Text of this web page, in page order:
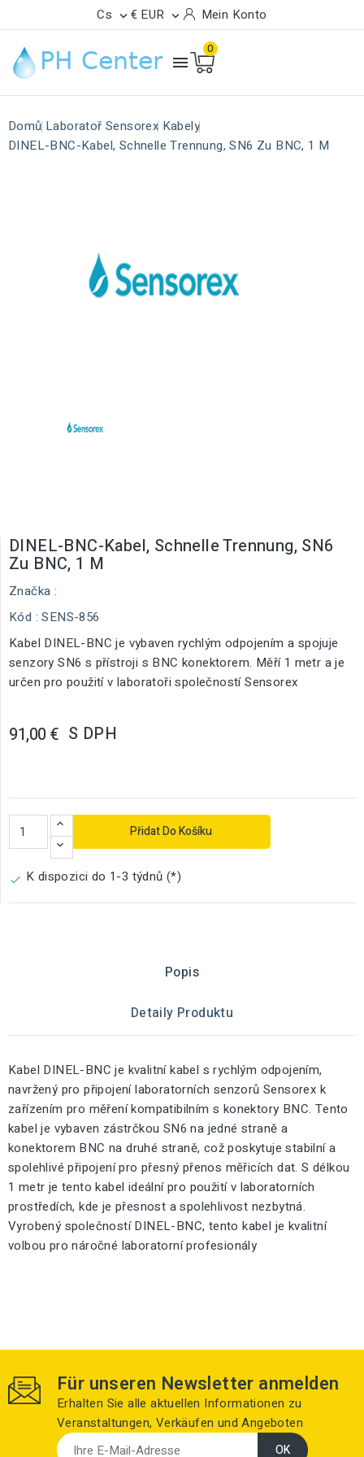
Cs  € EUR  Mein Konto

0
Domů Laboratoř Sensorex Kabely
DINEL-BNC-Kabel, Schnelle Trennung, SN6 Zu BNC, 1 M
DINEL-BNC-Kabel, Schnelle Trennung, SN6
Zu BNC, 1 M
Značka :
Kód : SENS-856
Kabel DINEL-BNC je vybaven rychlým odpojením a spojuje
senzory SN6 s přístroji s BNC konektorem. Měří 1 metr a je
určen pro použití v laboratoři společností Sensorex
91,00 € S DPH
Přidat Do Košíku
 K dispozici do 1-3 týdnů (*)
Popis
Detaily Produktu
Kabel DINEL-BNC je kvalitní kabel s rychlým odpojením,
navržený pro připojení laboratorních senzorů Sensorex k
zařízením pro měření kompatibilním s konektory BNC. Tento
kabel je vybaven zástrčkou SN6 na jedné straně a
konektorem BNC na druhé straně, což poskytuje stabilní a
spolehlivé připojení pro přesný přenos měřicích dat. S délkou
1 metr je tento kabel ideální pro použití v laboratorních
prostředích, kde je přesnost a spolehlivost nezbytná.
Vyrobený společností DINEL-BNC, tento kabel je kvalitní
volbou pro náročné laboratorní profesionály
Für unseren Newsletter anmelden
Erhalten Sie alle aktuellen Informationen zu
Veranstaltungen, Verkäufen und Angeboten